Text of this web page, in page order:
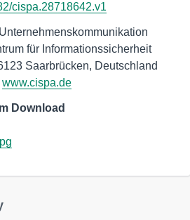
cispa.28718642.v1
für Informationssicherheit
Saarbrücken, Deutschland
www.cispa.de
Download